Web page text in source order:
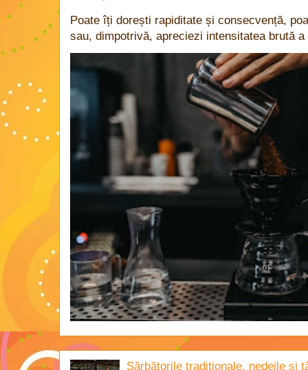
Poate îți dorești rapiditate și consecvență,
sau, dimpotrivă, apreciezi intensitatea brută
Sărbătorile tradiţionale, nedeile şi